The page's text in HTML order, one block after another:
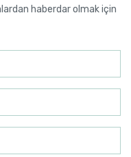
haberdar olmak için